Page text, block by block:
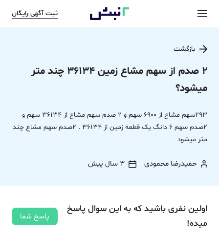
ثبت آگهی رایگان
بازگشت
2 صدم از سهم مشاع زمین 36134 چند متر
میشود؟
293سهم مشاع از 6900 سهم و 2 صدم سهم مشاع از 36134 سهم و
2صدم سهم 6 دانگ یک قطعه زمین از 36134 . 2صدم سهم مشاع چند
متر میشود
حمیدرضا محمودی 3 سال پیش
اولین نفری باشید که به این سوال پاسخ
میده!
پاسخ شما